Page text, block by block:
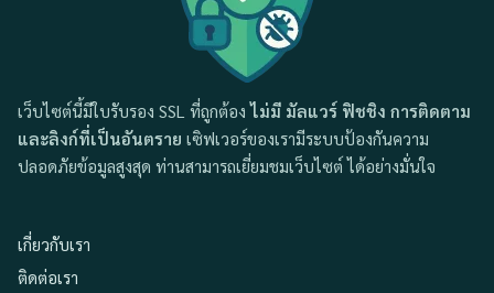
เว็บไซต์นี้มีใบรับรอง SSL ที่ถูกต้องไม่มี มัลแวร์ ฟิชชิง การติดตาม
และลิงก์ที่เป็นอันตราย เซิฟเวอร์ของเรามีระบบป้องกันความ
ปลอดภัยข้อมูลสูงสุด ท่านสามารถเยี่ยมชมเว็บไซต์ ได้อย่างมั่นใจ
เกี่ยวกับเรา
ติดต่อเรา